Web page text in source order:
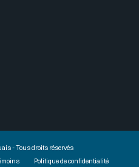
- Tous droits réservés
Politique de confidentialité